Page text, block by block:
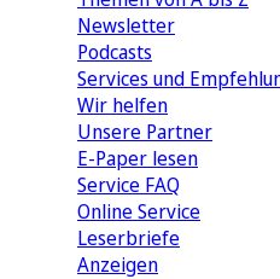
Newsletter
Podcasts
Services und
Wir helfen
Unsere Partner
E-Paper lesen
Service FAQ
Online Service
Leserbriefe
Anzeigen